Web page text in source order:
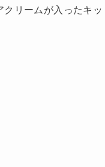
リームが入ったキッ